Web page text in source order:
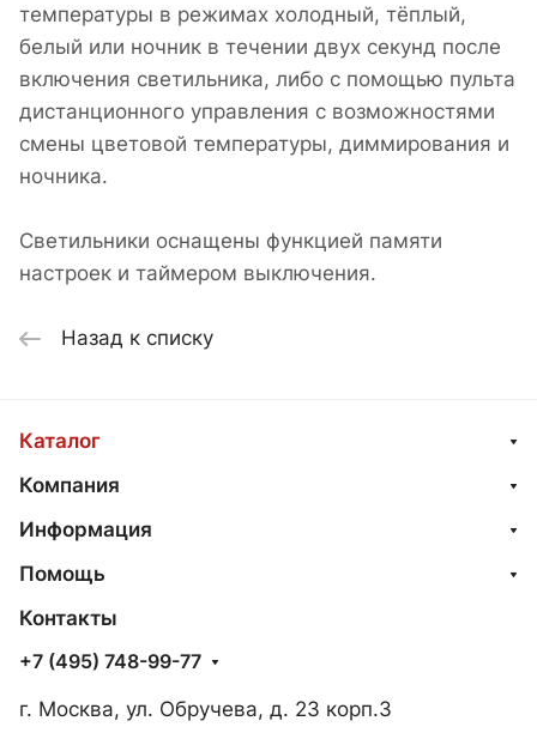
температуры в режимах холодный, тёплый,
белый или ночник в течении двух секунд после
включения светильника, либо с помощью пульта
дистанционного управления с возможностями
смены цветовой температуры, диммирования и
ночника.
Светильники оснащены функцией памяти
настроек и таймером выключения.
Назад к списку
Каталог
Компания
Информация
Помощь
Контакты
+7 (495) 748-99-77
г. Москва, ул. Обручева, д. 23 корп.3